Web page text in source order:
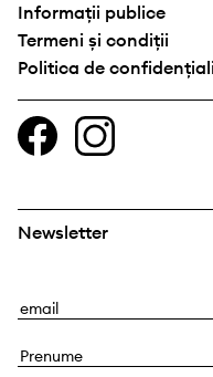
Informații publice
Termeni și condiții
Politica de
Newsletter
E
a
P